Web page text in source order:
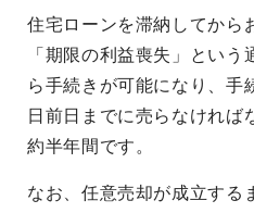
住宅ローンを滞納してから
「期限の利益喪失」とい
ら手続きが可能になり、手
日前日までに売らなければ
約半年間です。
なお、任意売却が成立する